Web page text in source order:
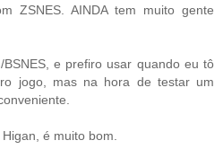
ZSNES. AINDA tem muito gente
e prefiro usar quando eu tô
jogo, mas na hora de testar um
é muito bom.